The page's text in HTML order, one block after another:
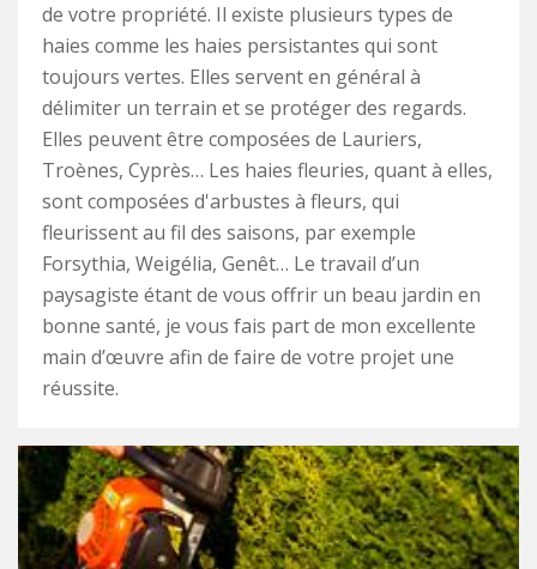
de votre propriété. Il existe plusieurs types de
haies comme les haies persistantes qui sont
toujours vertes. Elles servent en général à
délimiter un terrain et se protéger des regards.
Elles peuvent être composées de Lauriers,
Troènes, Cyprès… Les haies fleuries, quant à elles,
sont composées d'arbustes à fleurs, qui
fleurissent au fil des saisons, par exemple
Forsythia, Weigélia, Genêt… Le travail d’un
paysagiste étant de vous offrir un beau jardin en
bonne santé, je vous fais part de mon excellente
main d’œuvre afin de faire de votre projet une
réussite.